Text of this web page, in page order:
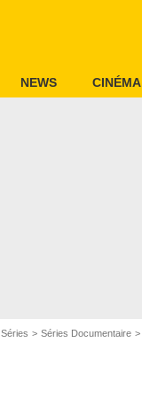
NEWS CINÉMA
Séries Séries Documentaire